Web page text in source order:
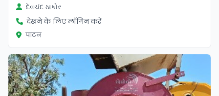
દેવચંદ ઠાકોર
देखने के लिए लॉगिन करें
पाटन